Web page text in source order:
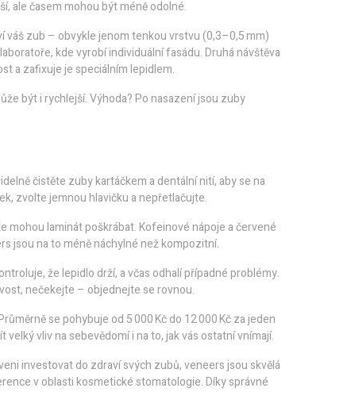
ale časem mohou být méně odolné.
váš zub – obvykle jenom tenkou vrstvu (0,3–0,5 mm)
kde vyrobí individuální fasádu. Druhá návštěva
a zafixuje je speciálním lepidlem.
být i rychlejší. Výhoda? Po nasazení jsou zuby
čistěte zuby kartáčkem a dentální nití, aby se na
zvolte jemnou hlavičku a nepřetlačujte.
laminát poškrábat. Kofeinové nápoje a červené
jsou na to méně náchylné než kompozitní.
že lepidlo drží, a včas odhalí případné problémy.
nečekejte – objednejte se rovnou.
se pohybuje od 5 000 Kč do 12 000 Kč za jeden
vliv na sebevědomí i na to, jak vás ostatní vnímají.
investovat do zdraví svých zubů, veneers jsou skvělá
v oblasti kosmetické stomatologie. Díky správné